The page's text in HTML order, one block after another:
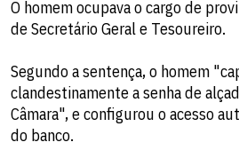
O homem ocupava o cargo de
de Secretário Geral e Tesoureiro.
Segundo a sentença, o homem
clandestinamente a senha de
Câmara", e configurou o acesso
do banco.